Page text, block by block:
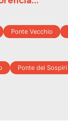
Ponte Vecchio
Ponte dei Sospiri